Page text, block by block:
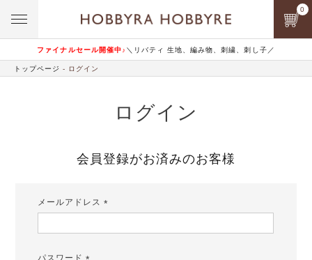
ファイナルセール開催中♪ ＼リバティ 生地、編み物、刺繍、刺し子／
0
トップページ ログイン
ログイン
会員登録がお済みのお客様
メールアドレス
パスワード